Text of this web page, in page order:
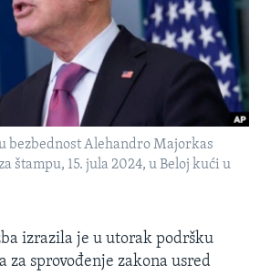
bezbednost Alehandro Majorkas
štampu, 15. jula 2024, u Beloj kući u
izrazila je u utorak podršku
sprovođenje zakona usred